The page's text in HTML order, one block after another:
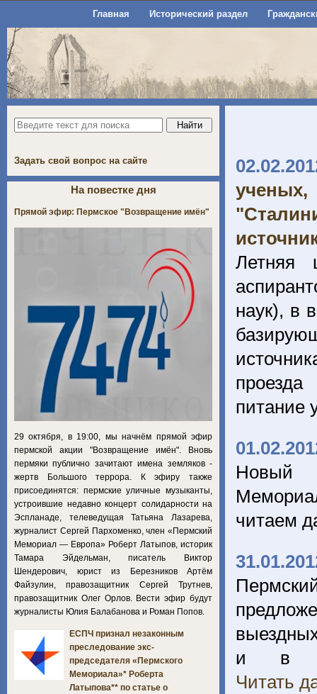
Главная Исторический раздел
Летняя
наук), в
питание
Новый
читаем
и в
Читать
Задать свой вопрос на сайте
На повестке дня
Прямой эфир: Пермское "Возвращение имён"
29 октября, в 19:00, мы начнём прямой эфир
пермской акции "Возвращение имён". Вновь
пермяки публично зачитают имена земляков -
жертв Большого террора. К эфиру также
присоединятся: пермские уличные музыканты,
устроившие недавно концерт солидарности на
Эспланаде, телеведущая Татьяна Лазарева,
журналист Сергей Пархоменко, член «Пермский
Мемориал — Европа» Роберт Латыпов, историк
Тамара Эйдельман, писатель Виктор
Шендерович, юрист из Березников Артём
Файзулин, правозащитник Сергей Трутнев,
правозащитник Олег Орлов. Вести эфир будут
журналисты Юлия Балабанова и Роман Попов.
ЕСПЧ признал незаконным
преследование экс-
председателя «Пермского
Мемориала»* Роберта
Латыпова** по статье о